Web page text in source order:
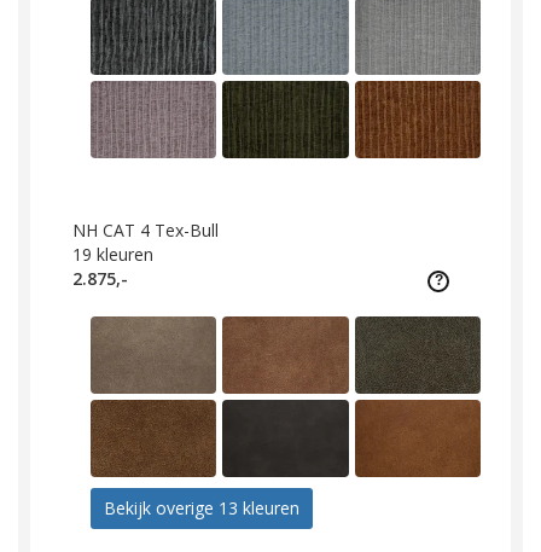
NH CAT 4 Tex-Bull
19 kleuren
2.875,-
Bekijk overige 13 kleuren